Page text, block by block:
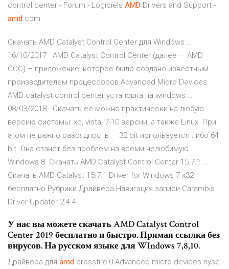
control center - Forum - Logiciels AMD Drivers and Support -
amd.com
Скачать AMD Catalyst Control Center для Windows …
16/10/2017 · AMD Catalyst Control Center (далее — AMD
CCC) – приложение, которое было создано известным
производителем процессоров Advanced Micro Devices.
AMD catalyst control center установка на windows …
08/03/2018 · Скачать ее можно практически на любую
версию системы: xp, vista, 7-10 версии, а также Linux. При
этом не важно разрядность — 32 bit используется либо 64
bit. Она станет без проблем на всеми нелюбимую
Windows 8. Скачать AMD Catalyst Control Center 15.7.1 …
Скачать AMD Catalyst 15.7.1 Driver for Windows 7 х32
бесплатно Рубрики Драйвера Навигация записи Carambis
Driver Updater 2.4.4
У нас вы можете скачать AMD Catalyst Control
Center 2019 бесплатно и быстро. Прямая ссылка без
вирусов. На русском языке для WIndows 7,8,10.
Драйвера для amd crossfire:0 Advanced micro devices nyse